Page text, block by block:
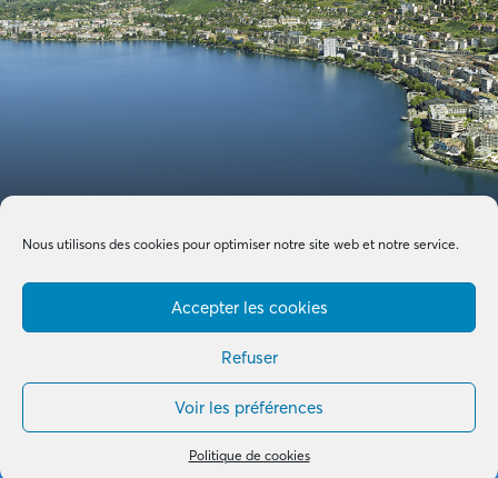
Nous utilisons des cookies pour optimiser notre site web et notre service.
Accepter les cookies
Refuser
Voir les préférences
Politique de cookies
B+G & Partners SA © 2026 –